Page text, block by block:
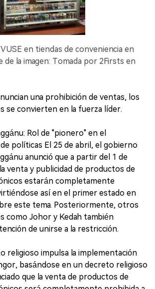
en tiendas de conveniencia en
de la imagen: Tomada por 2Firsts en
una prohibición de ventas, los
se convierten en la fuerza líder.
Rol de "pionero" en el
políticas El 25 de abril, el gobierno
anunció que a partir del 1 de
venta y publicidad de productos de
estarán completamente
así en el primer estado en
este tema. Posteriormente, otros
como Johor y Kedah también
de unirse a la restricción.
religioso impulsa la implementación
basándose en un decreto religioso
que la venta de productos de